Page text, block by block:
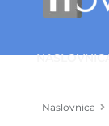
Naslovnica